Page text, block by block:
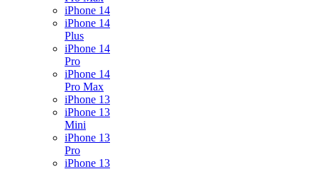
iPhone 14
iPhone 14
Plus
iPhone 14
Pro
iPhone 14
Pro Max
iPhone 13
iPhone 13
Mini
iPhone 13
Pro
iPhone 13